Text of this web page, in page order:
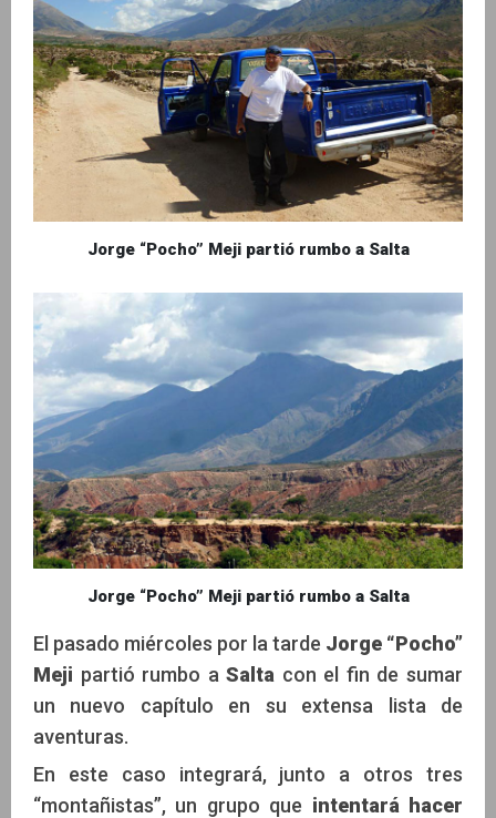
Jorge “Pocho” Meji partió rumbo a Salta
Jorge “Pocho” Meji partió rumbo a Salta
El pasado miércoles por la tarde Jorge “Pocho”
Meji partió rumbo a Salta con el fin de sumar
un nuevo capítulo en su extensa lista de
aventuras.
En este caso integrará, junto a otros tres
“montañistas”, un grupo que intentará hacer